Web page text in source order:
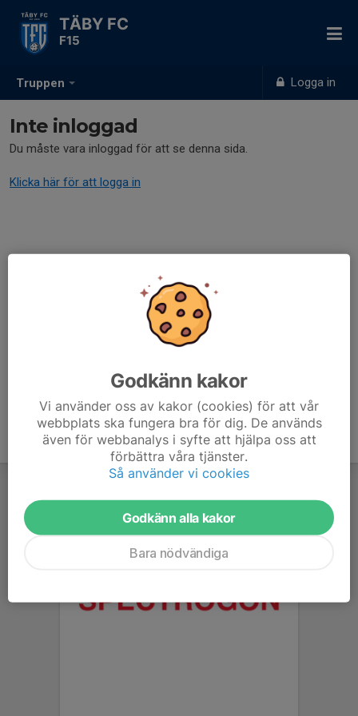
Truppen Logga in
TÄBY FC
F15
Inte inloggad
Du måste vara inloggad för att se denna sida.
Klicka här för att logga in
Godkänn kakor
Vi använder oss av kakor (cookies) för att vår
webbplats ska fungera bra för dig. De används
även för webbanalys i syfte att hjälpa oss att
förbättra våra tjänster.
Så använder vi cookies
Godkänn alla kakor
Bara nödvändiga